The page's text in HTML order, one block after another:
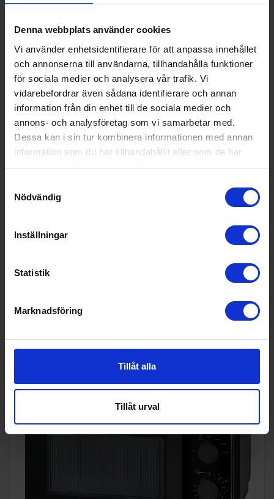
Denna webbplats använder cookies
Vi använder enhetsidentifierare för att anpassa innehållet
och annonserna till användarna, tillhandahålla funktioner
för sociala medier och analysera vår trafik. Vi
vidarebefordrar även sådana identifierare och annan
information från din enhet till de sociala medier och
annons- och analysföretag som vi samarbetar med.
Dessa kan i sin tur kombinera informationen med annan
information som du har tillhandahållit eller som de har
samlat in när du har använt deras tjänster.
Nödvändig
Inställningar
Statistik
Marknadsföring
Tillåt alla
Tillåt urval
Ångkokning (Ja/Nej):
Nej
Crisp funktion (Ja/Nej):
Ja
Grill (Ja/Nej):
Ja
Roterande tallrik (Ja/Nej):
Ja
Varmluftsugn (Ja/Nej):
Nej
Wi-Fi anslutning (Ja/Nej):
Nej
Teknisk data
Nettovolym (l):